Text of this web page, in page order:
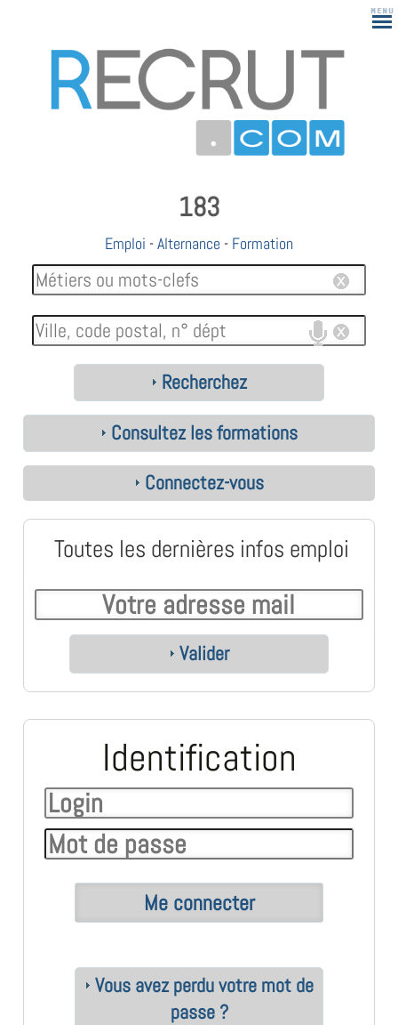
183
Emploi -Alternance - Formation
Recherchez
Consultez les formations
Connectez-vous
Toutes les dernières infos emploi
Valider
Identification
Vous avez perdu votre mot de
passe ?